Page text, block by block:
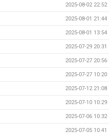
2025-08-02 22:52
2025-08-01 21:44
2025-08-01 13:54
2025-07-29 20:31
2025-07-27 20:56
2025-07-27 10:20
2025-07-12 21:08
2025-07-10 10:29
2025-07-06 10:32
2025-07-05 10:41